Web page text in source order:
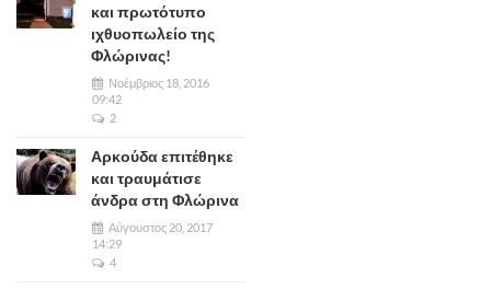
και πρωτότυπο
ιχθυοπωλείο της
Φλώρινας!
Νοέμβριος 18, 2016
09:42
2
Αρκούδα επιτέθηκε
και τραυμάτισε
άνδρα στη Φλώρινα
Αύγουστος 20, 2017
14:29
4